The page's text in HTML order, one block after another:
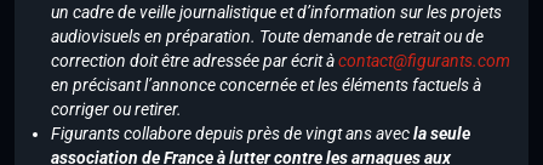
un cadre de veille journalistique et d’information sur les projets
audiovisuels en préparation. Toute demande de retrait ou de
correction doit être adressée par écrit àcontact@figurants.com
en précisant l’annonce concernée et les éléments factuels à
corriger ou retirer.
Figurants collabore depuis près de vingt ans avecla seule
association de France à lutter contre les arnaques aux